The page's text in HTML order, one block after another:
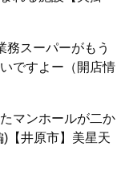
務スーパーがもう
ですよー（開店情
マンホールが二か
【井原市】美星天